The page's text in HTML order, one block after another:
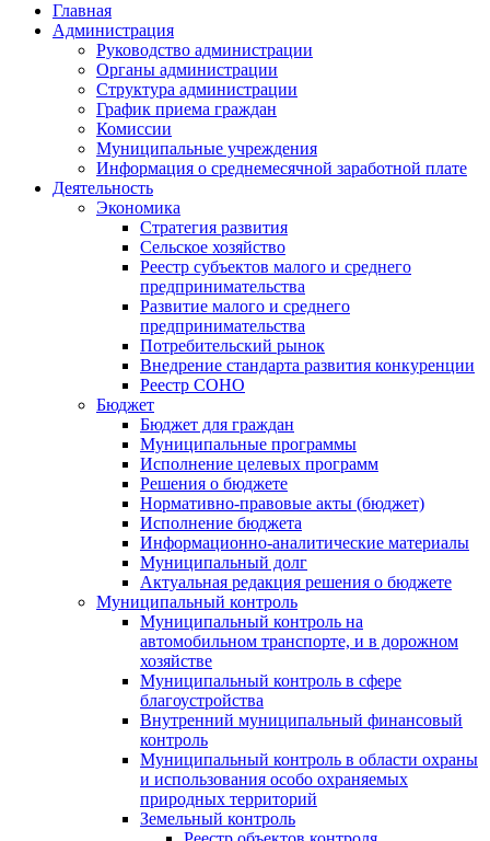
Главная
Администрация
Руководство администрации
Органы администрации
Структура администрации
График приема граждан
Комиссии
Муниципальные учреждения
Информация о среднемесячной заработной плате
Деятельность
Экономика
Стратегия развития
Сельское хозяйство
Реестр субъектов малого и среднего
предпринимательства
Развитие малого и среднего
предпринимательства
Потребительский рынок
Внедрение стандарта развития конкуренции
Реестр СОНО
Бюджет
Бюджет для граждан
Муниципальные программы
Исполнение целевых программ
Решения о бюджете
Нормативно-правовые акты (бюджет)
Исполнение бюджета
Информационно-аналитические материалы
Муниципальный долг
Актуальная редакция решения о бюджете
Муниципальный контроль
Муниципальный контроль на
автомобильном транспорте, и в дорожном
хозяйстве
Муниципальный контроль в сфере
благоустройства
Внутренний муниципальный финансовый
контроль
Муниципальный контроль в области охраны
и использования особо охраняемых
природных территорий
Земельный контроль